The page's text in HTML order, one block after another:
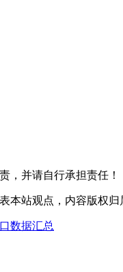
，并请自行承担责任！
站观点，内容版权
数据汇总